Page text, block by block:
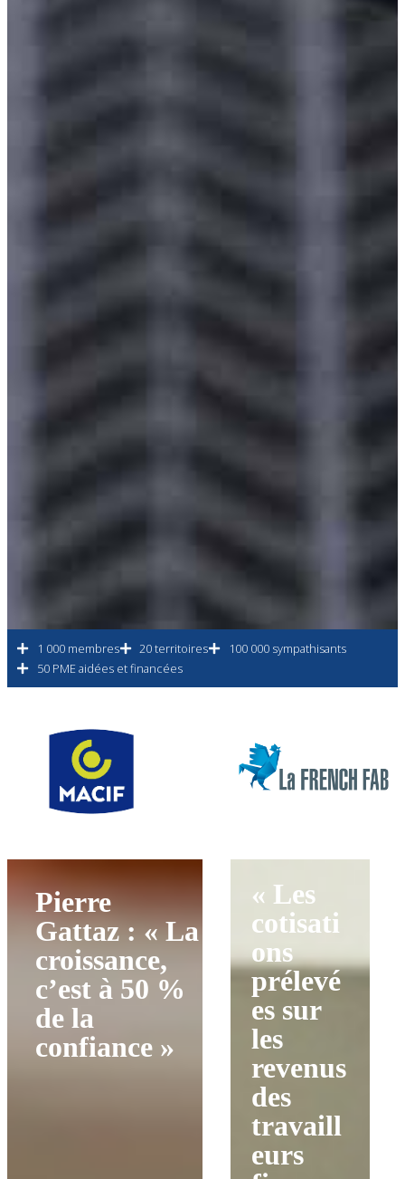
1 000 membres 20 territoires
100 000 sympathisants
50 PME aidées et financées
Pierre
Gattaz : « La
croissance,
c’est à 50 %
de la
confiance »
« Les
cotisati
ons
prélevé
es sur
les
revenus
des
travaill
eurs